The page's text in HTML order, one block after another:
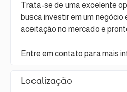
Trata-se de uma excelente
busca investir em um
aceitação no mercado e
Entre em contato para mais
Localização